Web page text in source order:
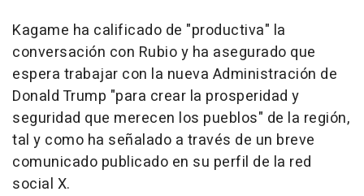
Kagame ha calificado de "productiva" la
conversación con Rubio y ha asegurado que
espera trabajar con la nueva Administración de
Donald Trump "para crear la prosperidad y
seguridad que merecen los pueblos" de la región,
tal y como ha señalado a través de un breve
comunicado publicado en su perfil de la red
social X.